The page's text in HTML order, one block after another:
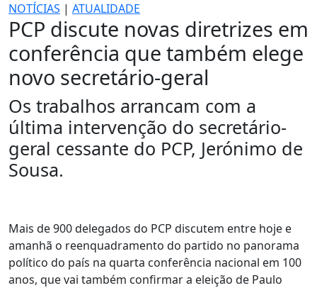
NOTÍCIAS | ATUALIDADE
PCP discute novas diretrizes em
conferência que também elege
novo secretário-geral
Os trabalhos arrancam com a
última intervenção do secretário-
geral cessante do PCP, Jerónimo de
Sousa.
Mais de 900 delegados do PCP discutem entre hoje e
amanhã o reenquadramento do partido no panorama
político do país na quarta conferência nacional em 100
anos, que vai também confirmar a eleição de Paulo